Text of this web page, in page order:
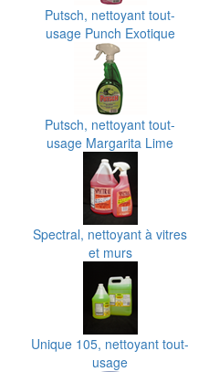
Putsch, nettoyant tout-
usage Punch Exotique
Putsch, nettoyant tout-
usage Margarita Lime
Spectral, nettoyant à vitres
et murs
Unique 105, nettoyant tout-
usage